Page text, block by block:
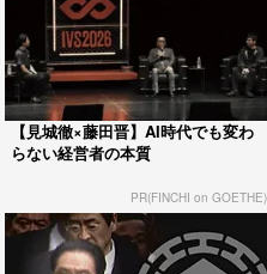
【見城徹×藤田晋】AI時代でも変わ
らない経営者の本質
PR(FINCHI on GOETHE)